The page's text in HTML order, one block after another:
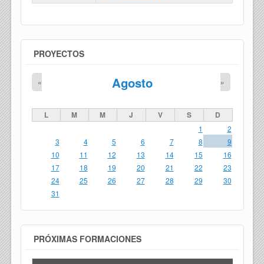
PROYECTOS
Agosto
« »
L M M J V S D
1
2
3
4 5 6 7 8
9
10
11 12 13 14 15
16
17
18 19 20 21 22
23
24
25 26 27 28 29
30
31
PRÓXIMAS FORMACIONES